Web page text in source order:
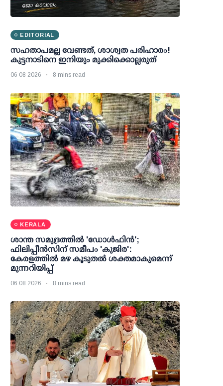
EDITORIAL
സഹതാപമല്ല വേണ്ടത്, ശാശ്വത പരിഹാരം!
കുട്ടനാടിനെ ഇനിയും മുക്കിക്കൊല്ലരുത്
06 08 2026 8 mins read
KERALA
ശാന്ത സമുദ്രത്തില്‍ 'ഡോള്‍ഫിന്‍';
ഫിലിപ്പീന്‍സിന് സമീപം 'കുജിര':
കേരളത്തില്‍ മഴ കൂടുതല്‍ ശക്തമാകുമെന്ന്
മുന്നറിയിപ്പ്
06 08 2026 8 mins read